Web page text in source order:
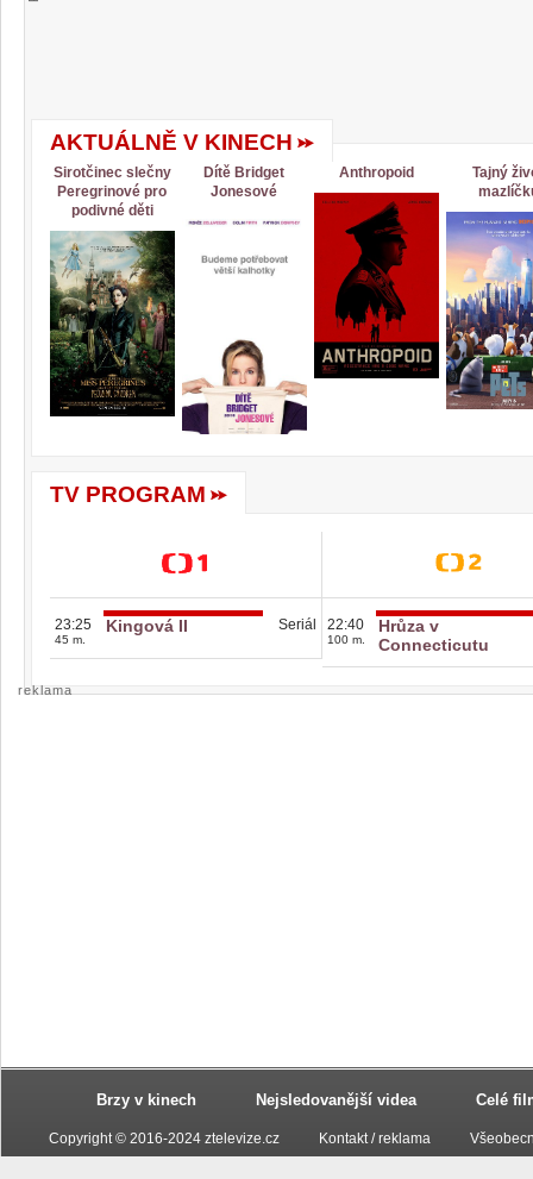
AKTUÁLNĚ V KINECH
Sirotčinec slečny
Peregrinové pro
podivné děti
Dítě Bridget
Jonesové
Anthropoid
Tajný
TV PROGRAM
23:25
45 m.
Kingová II Seriál 22:40
100 m.
Hrůza v
Connecticutu
reklama
Brzy v kinech Nejsledovanější videa Celé
Copyright © 2016-2024 ztelevize.cz Kontakt / reklama